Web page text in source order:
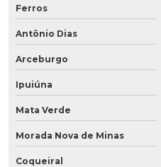
Ferros
Antônio Dias
Arceburgo
Ipuiúna
Mata Verde
Morada Nova de Minas
Coqueiral